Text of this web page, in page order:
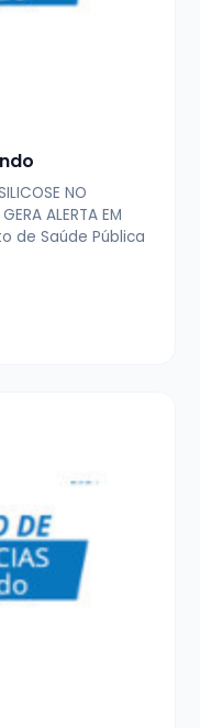
NO
ALERTA EM
de Saúde Pública